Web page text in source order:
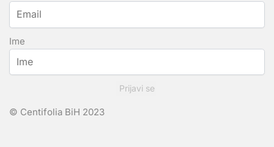
Ime
Prijavi se
© Centifolia BiH 2023